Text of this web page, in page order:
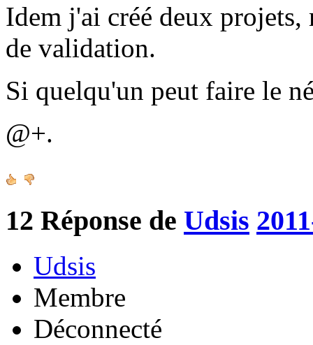
Idem j'ai créé deux
de validation.
Si quelqu'un peut faire le
@+.
12 Réponse de Udsis
Udsis
Membre
Déconnecté